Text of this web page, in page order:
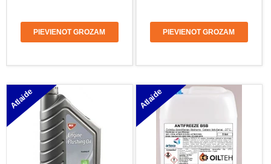
PIEVIENOT GROZAM PIEVIENOT GROZAM
Atlaide Atlaide